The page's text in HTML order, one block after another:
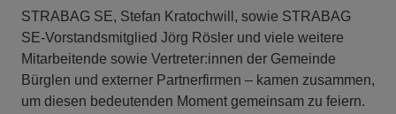
STRABAG SE, Stefan Kratochwill, sowie STRABAG
SE-Vorstandsmitglied Jörg Rösler und viele weitere
Mitarbeitende sowie Vertreter:innen der Gemeinde
Bürglen und externer Partnerfirmen – kamen zusammen,
um diesen bedeutenden Moment gemeinsam zu feiern.